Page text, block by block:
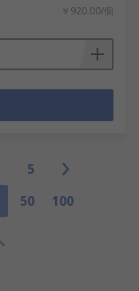
￥920.00/個
5
50 100